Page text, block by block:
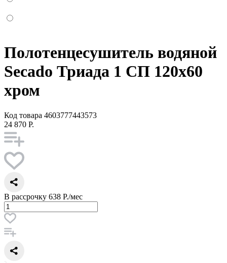
Полотенцесушитель водяной
Secado Триада 1 СП 120x60
хром
Код товара 4603777443573
24 870 Р.
В рассрочку 638 Р./мес